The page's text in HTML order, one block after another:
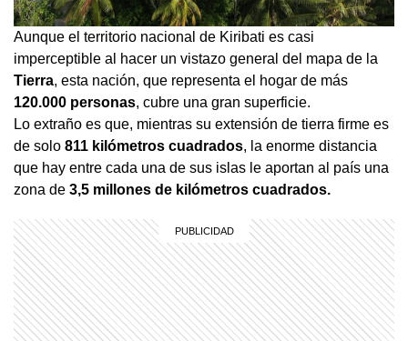
Aunque el territorio nacional de Kiribati es casi
imperceptible al hacer un vistazo general del mapa de la
Tierra, esta nación, que representa el hogar de más
120.000 personas, cubre una gran superficie.
Lo extraño es que, mientras su extensión de tierra firme es
de solo 811 kilómetros cuadrados, la enorme distancia
que hay entre cada una de sus islas le aportan al país una
zona de 3,5 millones de kilómetros cuadrados.